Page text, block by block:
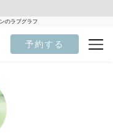
のラブグラフ
予約する